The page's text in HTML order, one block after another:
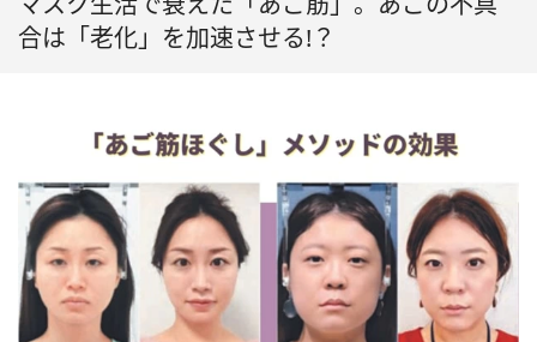
合は「老化」を加速させる!？